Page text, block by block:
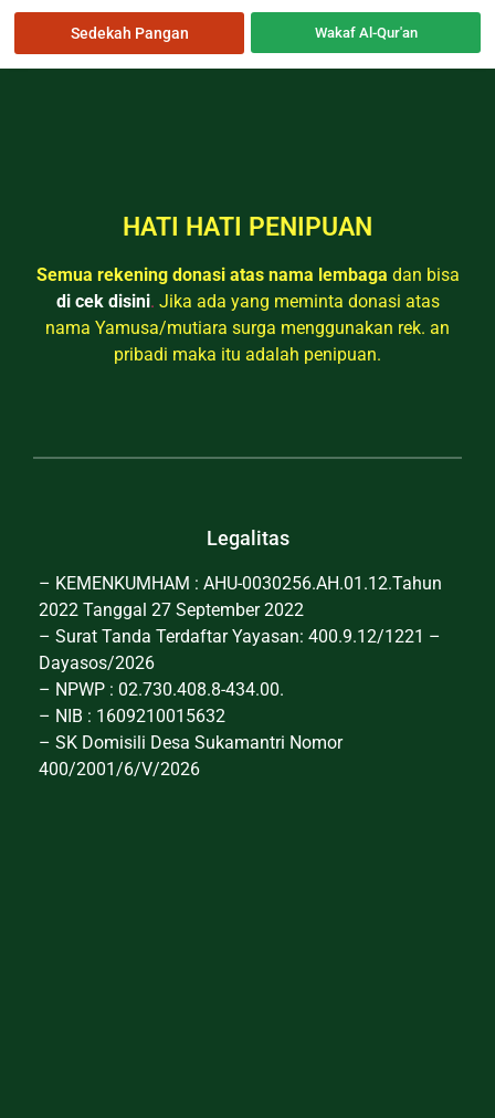
Sedekah Pangan Wakaf Al-Qur'an
HATI HATI PENIPUAN
Semua rekening donasi atas nama lembaga dan bisa
di cek disini. Jika ada yang meminta donasi atas
nama Yamusa/mutiara surga menggunakan rek. an
pribadi maka itu adalah penipuan.
Legalitas
– KEMENKUMHAM : AHU-0030256.AH.01.12.Tahun
2022 Tanggal 27 September 2022
– Surat Tanda Terdaftar Yayasan: 400.9.12/1221 –
Dayasos/2026
– NPWP : 02.730.408.8-434.00.
– NIB : 1609210015632
– SK Domisili Desa Sukamantri Nomor
400/2001/6/V/2026